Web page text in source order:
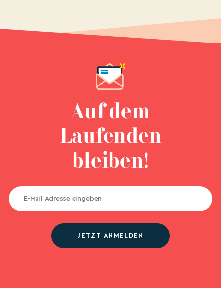
Auf dem
Laufenden
bleiben!
JETZT ANMELDEN